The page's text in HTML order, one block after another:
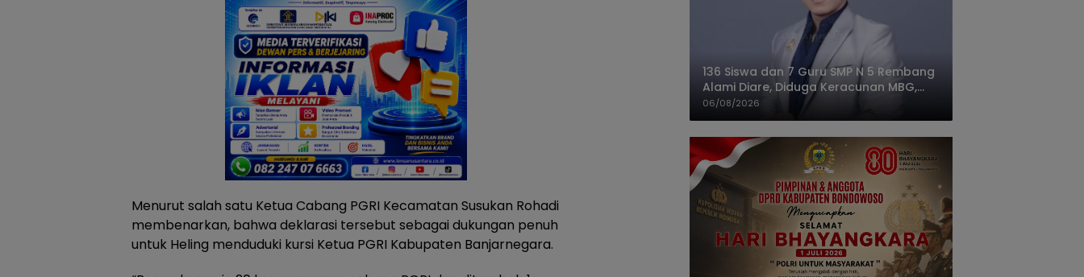
Menurut salah satu Ketua Cabang PGRI Kecamatan Susukan Rohadi
membenarkan, bahwa deklarasi tersebut sebagai dukungan penuh
untuk Heling menduduki kursi Ketua PGRI Kabupaten Banjarnegara.
136 Siswa dan 7 Guru SMP N 5 Rembang
Alami Diare, Diduga Keracunan MBG,
Bagas: Harus Tanggung Jawab
06/08/2026